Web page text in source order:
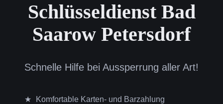
Schlüsseldienst Bad
Saarow Petersdorf
Schnelle Hilfe bei Aussperrung aller Art!
Komfortable Karten- und Barzahlung